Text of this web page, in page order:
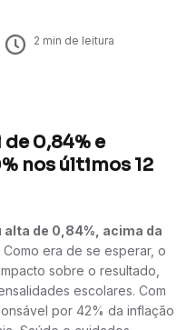
2 min de leitura
0,84% e
nos últimos 12
alta de 0,84%, acima da
Como era de se esperar, o
sobre o resultado,
escolares. Com
por 42% da inflação